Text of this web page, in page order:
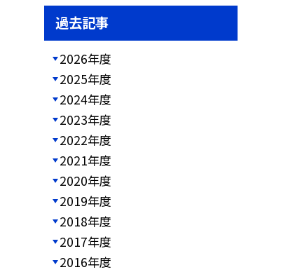
過去記事
2026年度
2025年度
2024年度
2023年度
2022年度
2021年度
2020年度
2019年度
2018年度
2017年度
2016年度